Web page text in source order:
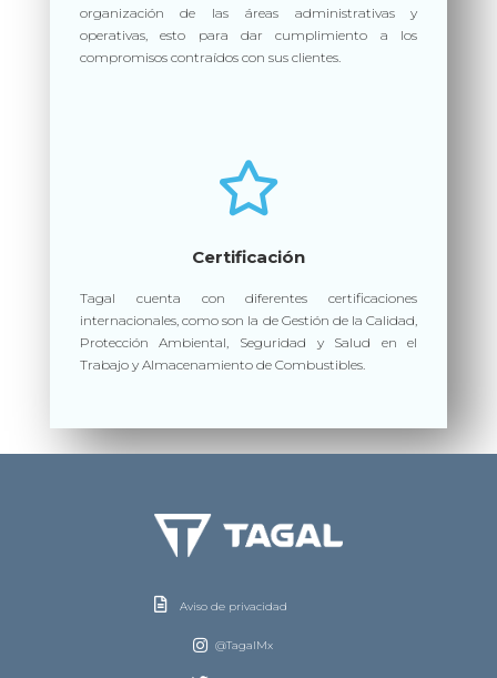
organización de las áreas administrativas y
operativas, esto para dar cumplimiento a los
compromisos contraídos con sus clientes.
Certificación
Tagal cuenta con diferentes certificaciones
internacionales, como son la de Gestión de la Calidad,
Protección Ambiental, Seguridad y Salud en el
Trabajo y Almacenamiento de Combustibles.
Aviso de privacidad
@TagalMx